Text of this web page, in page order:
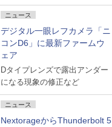
ニュース
デジタル一眼レフカメラ「ニ
コンD6」に最新ファームウ
ェア
Dタイプレンズで露出アンダー
になる現象の修正など
ニュース
NextorageからThunderbolt 5